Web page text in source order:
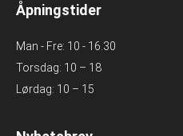
Åpningstider
Man - Fre: 10 - 16.30
Torsdag: 10 – 18
Lørdag: 10 – 15